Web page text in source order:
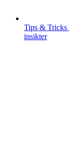
Tips & Tricks
insikter